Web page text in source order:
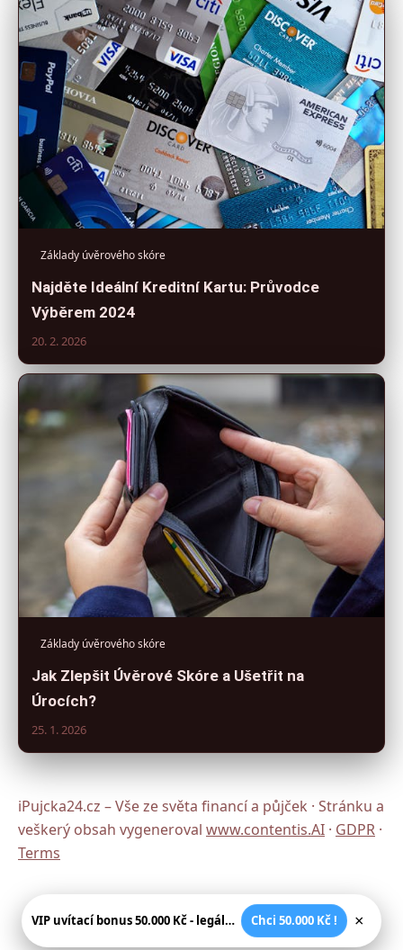
Základy úvěrového skóre
Najděte Ideální Kreditní Kartu: Průvodce
Výběrem 2024
20. 2. 2026
Základy úvěrového skóre
Jak Zlepšit Úvěrové Skóre a Ušetřit na
Úrocích?
25. 1. 2026
iPujcka24.cz – Vše ze světa financí a půjček · Stránku a
veškerý obsah vygeneroval www.contentis.AI · GDPR ·
Terms
VIP uvítací bonus 50.000 Kč - legální české kasíno Chci 50.000 Kč ! ×